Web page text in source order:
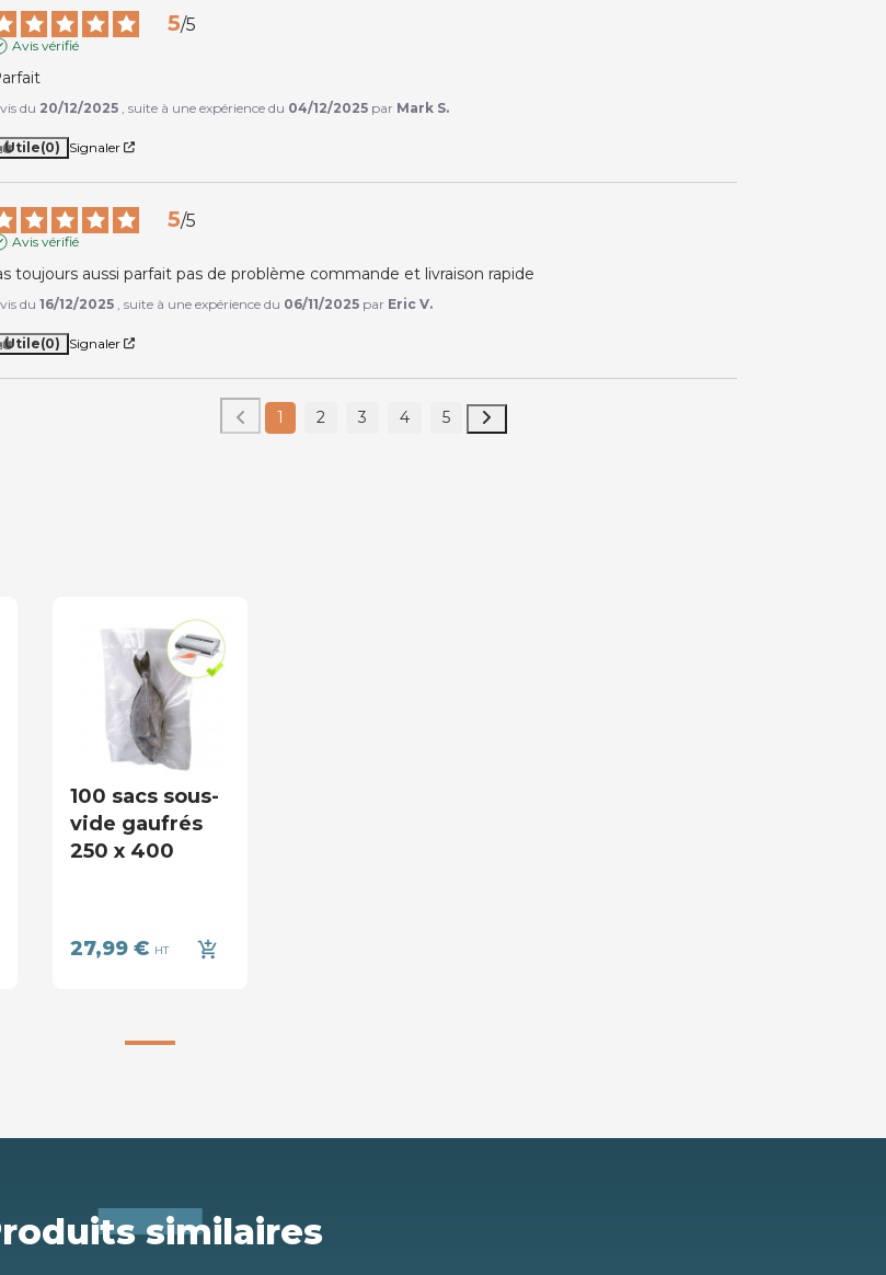
5/5
Avis vérifié
du 20/12/2025 , suite à une expérience du 04/12/2025 par Mark S.
Utile(0) Signaler
5/5
Avis vérifié
toujours aussi parfait pas de problème commande et livraison rapide
du16/12/2025 , suite à une expérience du 06/11/2025 par Eric V.
Utile(0) Signaler
1 2 3 4 5
100 sacs sous-
vide gaufrés
250 x 400
27,99 € HT add_shopping_cart
similaires